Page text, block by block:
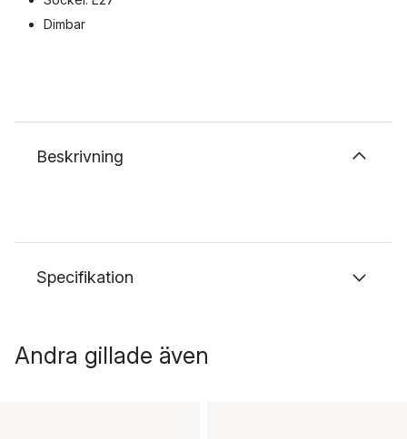
Dimbar
Beskrivning
Specifikation
Andra gillade även